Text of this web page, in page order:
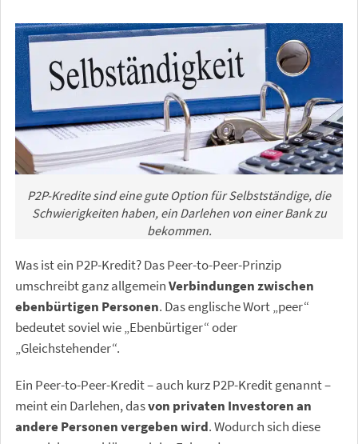
P2P-Kredite sind eine gute Option für Selbstständige, die
Schwierigkeiten haben, ein Darlehen von einer Bank zu
bekommen.
Was ist ein P2P-Kredit? Das Peer-to-Peer-Prinzip
umschreibt ganz allgemeinVerbindungen zwischen
ebenbürtigen Personen. Das englische Wort „peer“
bedeutet soviel wie „Ebenbürtiger“ oder
„Gleichstehender“.
Ein Peer-to-Peer-Kredit – auch kurz P2P-Kredit genannt –
meint ein Darlehen, dasvon privaten Investoren an
andere Personen vergeben wird. Wodurch sich diese